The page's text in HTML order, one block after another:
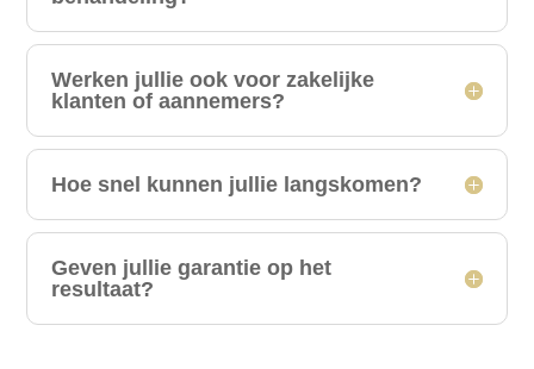
Werken jullie ook voor zakelijke
klanten of aannemers?
Hoe snel kunnen jullie langskomen?
Geven jullie garantie op het
resultaat?